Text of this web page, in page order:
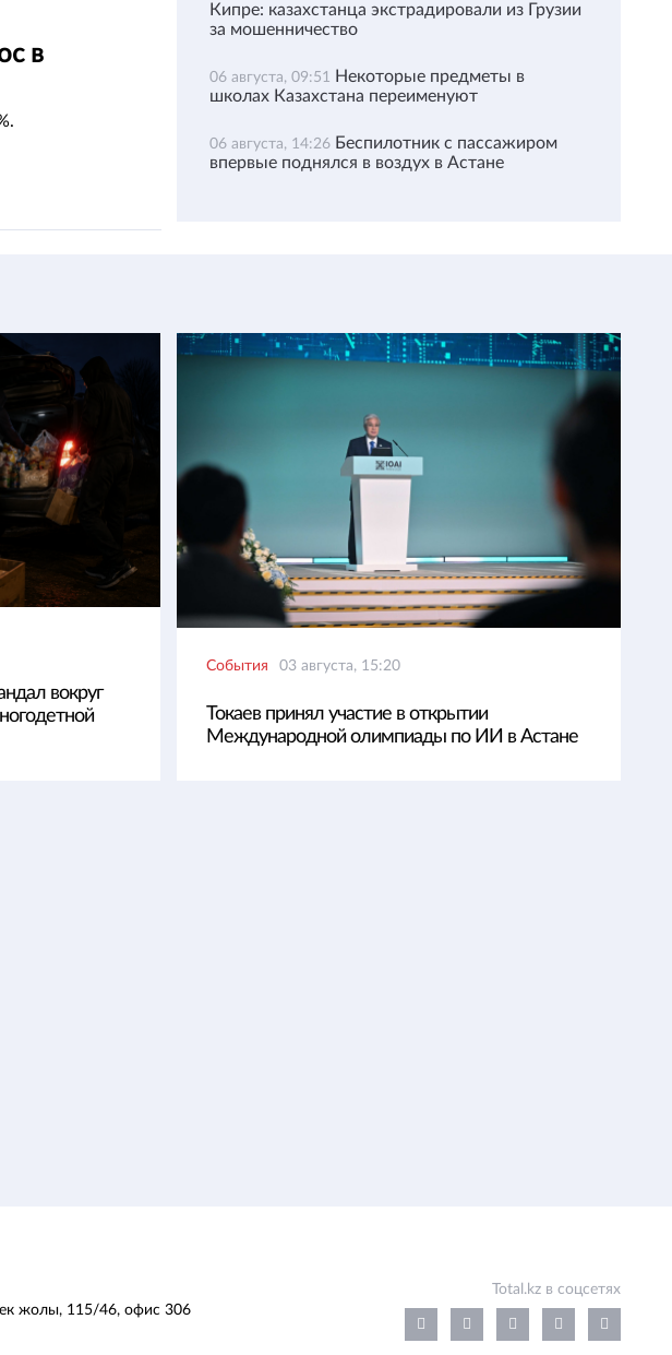
в
Кипре: казахстанца экстрадировали из Грузии
за мошенничество
06 августа, 09:51 Некоторые предметы в
школах Казахстана переименуют
06 августа, 14:26 Беспилотник с пассажиром
впервые поднялся в воздух в Астане
вокруг
События 03 августа, 15:20
Токаев принял участие в открытии
Международной олимпиады по ИИ в Астане
жолы, 115/46, офис 306
Total.kz в соцсетях